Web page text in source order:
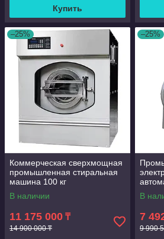
Купить
–25%
Коммерческая сверхмощная
промышленная стиральная
машина 100 кг
В наличии
11 175 000 ₸
14 900 000 ₸
–25%
В
7
9 990